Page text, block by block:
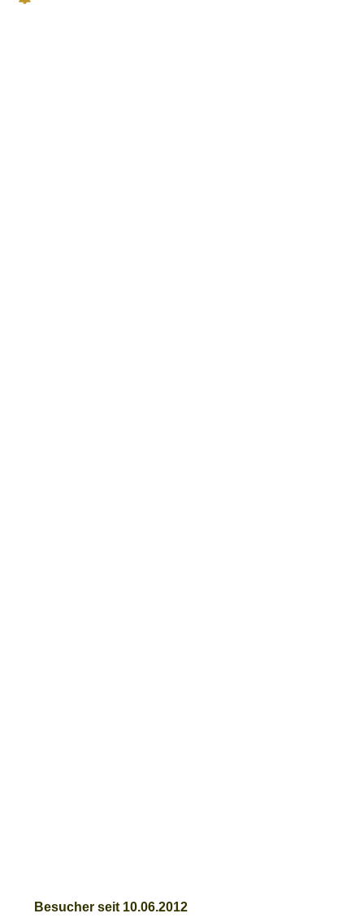
Besucher seit 10.06.2012